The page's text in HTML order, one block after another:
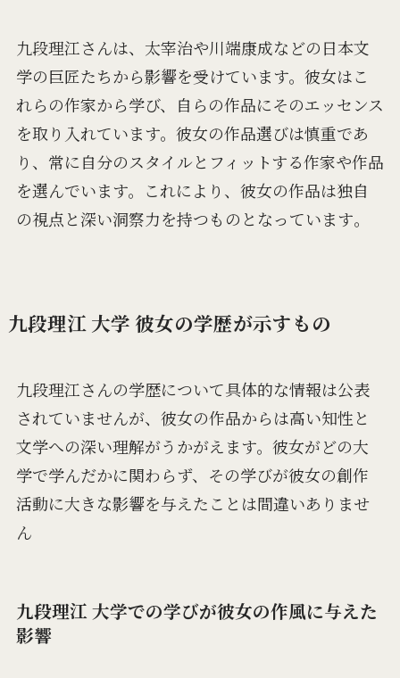
九段理江さんは、太宰治や川端康成などの日本文
学の巨匠たちから影響を受けています。彼女はこ
れらの作家から学び、自らの作品にそのエッセンス
を取り入れています。彼女の作品選びは慎重であ
り、常に自分のスタイルとフィットする作家や作品
を選んでいます。これにより、彼女の作品は独自
の視点と深い洞察力を持つものとなっています​。
九段理江 大学 彼女の学歴が示すもの
九段理江さんの学歴について具体的な情報は公表
されていませんが、彼女の作品からは高い知性と
文学への深い理解がうかがえます。彼女がどの大
学で学んだかに関わらず、その学びが彼女の創作
活動に大きな影響を与えたことは間違いありませ
ん​
九段理江 大学での学びが彼女の作風に与えた
影響